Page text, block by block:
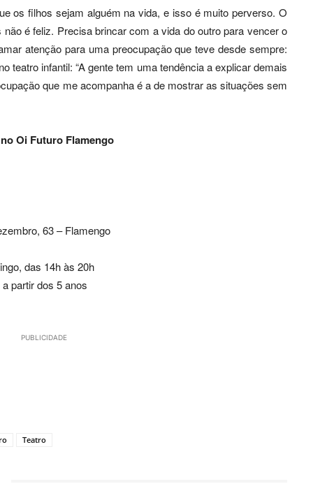
os filhos sejam alguém na vida, e isso é muito perverso. O
é feliz. Precisa brincar com a vida do outro para vencer o
atenção para uma preocupação que teve desde sempre:
teatro infantil: “A gente tem uma tendência a explicar demais
que me acompanha é a de mostrar as situações sem
Oi Futuro Flamengo
63 – Flamengo
das 14h às 20h
partir dos 5 anos
PUBLICIDADE
Teatro